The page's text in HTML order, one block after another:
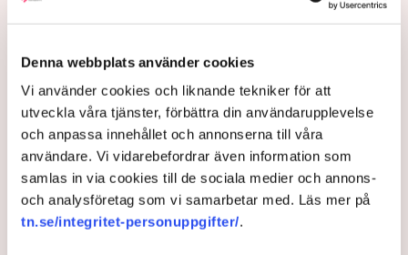
Denna webbplats använder cookies
Vi använder cookies och liknande tekniker för att
utveckla våra tjänster, förbättra din användarupplevelse
och anpassa innehållet och annonserna till våra
användare. Vi vidarebefordrar även information som
samlas in via cookies till de sociala medier och annons-
och analysföretag som vi samarbetar med. Läs mer på
tn.se/integritet-personuppgifter/.
Stig-Björn Ljunggren: Rätt
besked om fastighetsskatten